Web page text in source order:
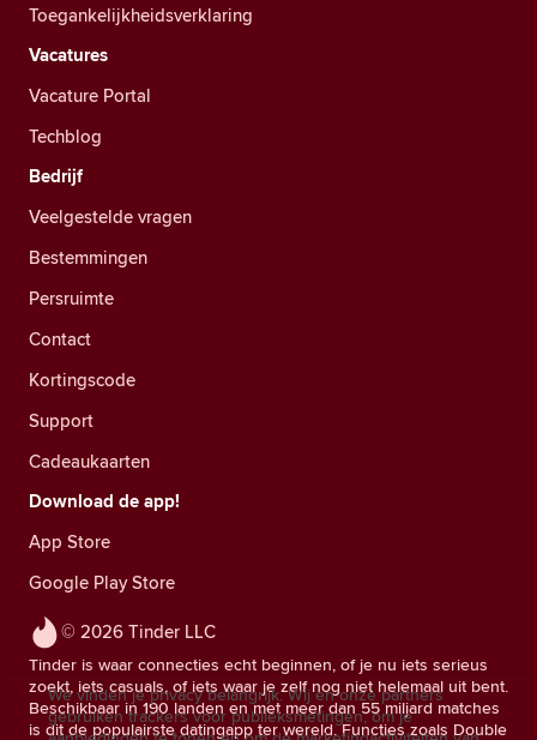
© 2026 Tinder LLC
Tinder is waar connecties echt beginnen, of je nu iets serieus
zoekt, iets casuals, of iets waar je zelf nog niet helemaal uit bent.
Beschikbaar in 190 landen en met meer dan 55 miljard matches
is dit de populairste datingapp ter wereld. Functies zoals Double
Toegankelijkheidsverklaring
Vacatures
Vacature Portal
Techblog
Bedrijf
Veelgestelde vragen
Bestemmingen
Persruimte
Contact
Kortingscode
Support
Cadeaukaarten
Download de app!
App Store
Google Play Store
We vinden je privacy belangrijk. Wij en onze partners
gebruiken trackers voor publieksmetingen, om je